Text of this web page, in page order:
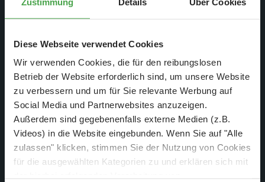
Diese Webseite verwendet Cookies
Wir verwenden Cookies, die für den reibungslosen
Betrieb der Website erforderlich sind, um unsere Website
zu verbessern und um für Sie relevante Werbung auf
Social Media und Partnerwebsites anzuzeigen.
Außerdem sind gegebenenfalls externe Medien (z.B.
Videos) in die Website eingebunden. Wenn Sie auf "Alle
zulassen" klicken, stimmen Sie der Nutzung von Cookies
für die ausgewählten Kategorien zu und erklären sich mit
Wohl jedem, der das Wunderland einmal besucht hat, sind
steuern und so für zusätzliche Action auf der Anlage zu
sorgen. Doch nur wenige wissen, wie viele Gedankengänge
und wie viel Feinarbeit in diesen kleinen Attraktionen
stecken: beispielsweise verschlang der Abschleppwagen in
der HafenCity ca. 250 Arbeitsstunden für Arbeiten an
Mechanik, Beleuchtung und Programmierung. Meist ist es
jedoch schon die vorhergehende Konzeption, welche die